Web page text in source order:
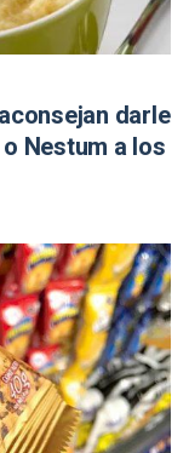
darle
Nestum a los